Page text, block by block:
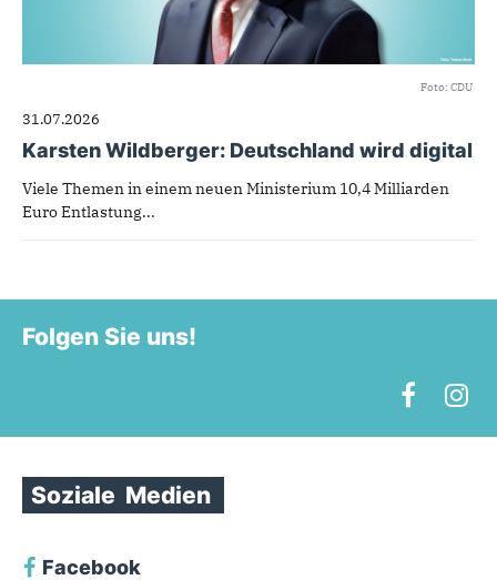
Foto: CDU
31.07.2026
Karsten Wildberger: Deutschland wird digital
Viele Themen in einem neuen Ministerium 10,4 Milliarden
Euro Entlastung...
Folgen Sie uns!
Soziale Medien
Facebook